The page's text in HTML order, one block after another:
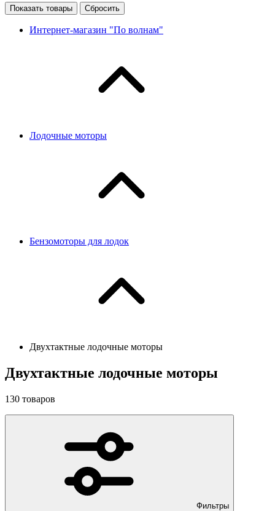
Показать товары Сбросить
Интернет-магазин "По волнам"
Лодочные моторы
Бензомоторы для лодок
Двухтактные лодочные моторы
Двухтактные лодочные моторы
130 товаров
Фильтры